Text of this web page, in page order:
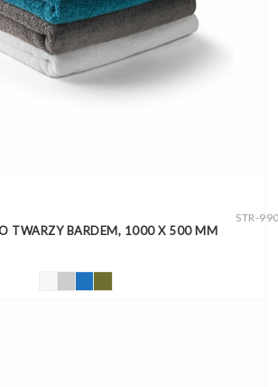
STR-
TWARZY BARDEM, 1000 X 500 MM